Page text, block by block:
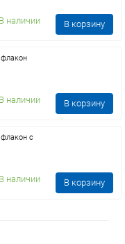
В наличии В корзину
В наличии В корзину
с
В наличии В корзину